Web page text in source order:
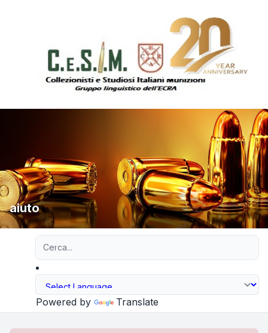
aiuto
Powered by Translate